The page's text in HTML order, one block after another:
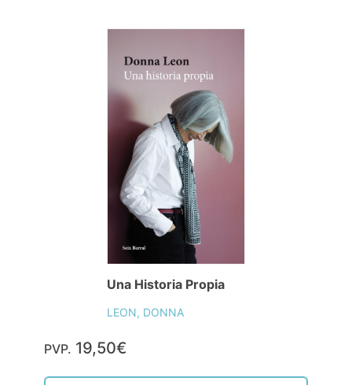
Una Historia Propia
LEON, DONNA
PVP. 19,50€